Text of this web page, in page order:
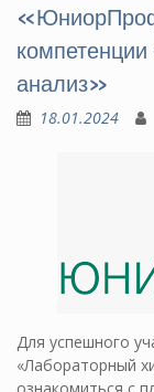
анализ»
18.01.2024
Для успешного
«Лабораторный